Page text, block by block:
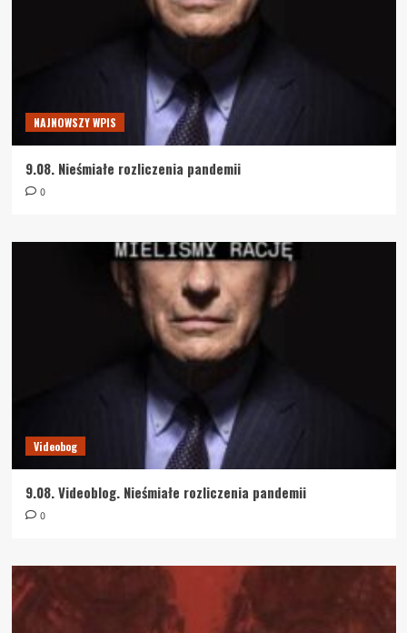
NAJNOWSZY WPIS
9.08. Nieśmiałe rozliczenia pandemii
0
Videobog
9.08. Videoblog. Nieśmiałe rozliczenia pandemii
0